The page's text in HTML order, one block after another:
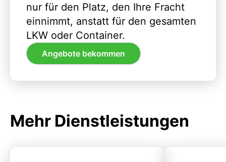
nur für den Platz, den Ihre Fracht
einnimmt, anstatt für den gesamten
LKW oder Container.
Angebote bekommen
Mehr Dienstleistungen